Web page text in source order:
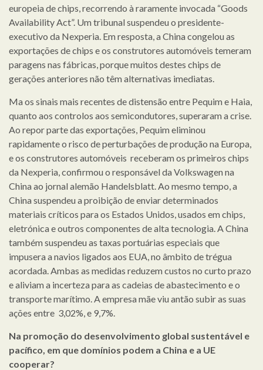
europeia de chips, recorrendo à raramente invocada “Goods
Availability Act”. Um tribunal suspendeu o presidente-
executivo da Nexperia. Em resposta, a China congelou as
exportações de chips e os construtores automóveis temeram
paragens nas fábricas, porque muitos destes chips de
gerações anteriores não têm alternativas imediatas.
Ma os sinais mais recentes de distensão entre Pequim e Haia,
quanto aos controlos aos semicondutores, superaram a crise.
Ao repor parte das exportações, Pequim eliminou
rapidamente o risco de perturbações de produção na Europa,
e os construtores automóveis receberam os primeiros chips
da Nexperia, confirmou o responsável da Volkswagen na
China ao jornal alemão Handelsblatt. Ao mesmo tempo, a
China suspendeu a proibição de enviar determinados
materiais críticos para os Estados Unidos, usados em chips,
eletrónica e outros componentes de alta tecnologia. A China
também suspendeu as taxas portuárias especiais que
impusera a navios ligados aos EUA, no âmbito de trégua
acordada. Ambas as medidas reduzem custos no curto prazo
e aliviam a incerteza para as cadeias de abastecimento e o
transporte marítimo. A empresa mãe viu antão subir as suas
ações entre 3,02%, e 9,7%.
Na promoção do desenvolvimento global sustentável e
pacífico, em que domínios podem a China e a UE
cooperar?